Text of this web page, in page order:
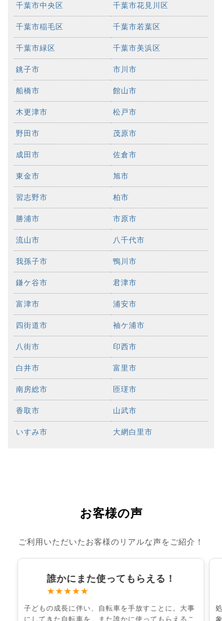
千葉市中央区 千葉市花見川区
千葉市稲毛区 千葉市若葉区
千葉市緑区 千葉市美浜区
銚子市 市川市
船橋市 館山市
木更津市 松戸市
野田市 茂原市
成田市 佐倉市
東金市 旭市
習志野市 柏市
勝浦市 市原市
流山市 八千代市
我孫子市 鴨川市
鎌ケ谷市 君津市
富津市 浦安市
四街道市 袖ケ浦市
八街市 印西市
白井市 富里市
南房総市 匝瑳市
香取市 山武市
いすみ市 大網白里市
お客様の声
ご利用いただいたお客様のリアルな声をご紹介！
誰かにまた使ってもらえる！
★★★★★
子どもの成長に伴い、自転車を手放すことに。大事
にしてきた自転車を、また誰かに使ってもらえるこ